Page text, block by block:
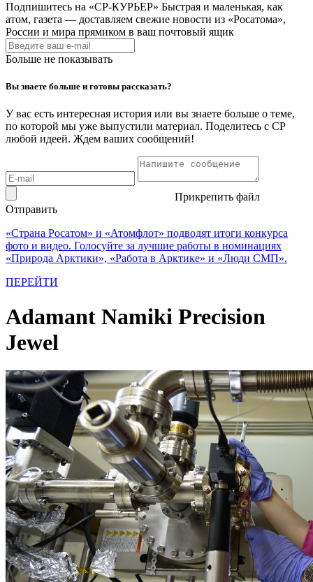
Подпишитесь на «СР-КУРЬЕР» Быстрая и маленькая, как
атом, газета — доставляем свежие новости из «Росатома»,
России и мира прямиком в ваш почтовый ящик
Больше не показывать
Вы знаете больше и готовы рассказать?
У вас есть интересная история или вы знаете больше о теме,
по которой мы уже выпустили материал. Поделитесь с СР
любой идеей. Ждем ваших сообщений!
Прикрепить файл
Отправить
«Страна Росатом» и «Атомфлот» подводят итоги конкурса
фото и видео. Голосуйте за лучшие работы в номинациях
«Природа Арктики», «Работа в Арктике» и «Люди СМП».
ПЕРЕЙТИ
Adamant Namiki Precision
Jewel